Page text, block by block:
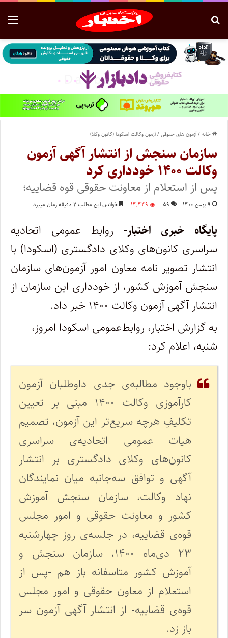
خانه/آزمون های حقوقی/آزمون وکالت اسکودا (کانون وکلا)
سازمان سنجش از انتشار آگهی آزمون
وکالت ۱۴۰۰ خودداری کرد
پس از استعلام از معاونت حقوقی قوه قضاییه؛
۹ بهمن ۱۴۰۰ ۵۹ ۱۴,۴۴۹ خواندن این مطلب ۲ دقیقه زمان میبرد
پایگاه خبری اختبار- روابط عمومی اتحادیه
سراسری کانون‌های وکلای دادگستری (اسکودا) با
انتشار تصویر نامه معاون امور آزمون‌های سازمان
سنجش آموزش کشور، از خودداری این سازمان از
انتشار آگهی آزمون وکالت ۱۴۰۰ خبر داد.
به گزارش اختبار، روابط‌عمومی اسکودا امروز،
شنبه، اعلام کرد:
باوجود مطالبه‌ی جدی داوطلبان آزمون
کارآموزی وکالت ۱۴۰۰ مبنی بر تعیین
تکلیفِ هرچه سریع‌تر این آزمون، تصمیم
هیات عمومی اتحادیه‌ی سراسری
کانون‌های وکلای دادگستری بر انتشار
آگهی و توافق سه‌جانبه میان نمایندگان
نهاد وکالت، سازمان سنجش آموزش
کشور و معاونت حقوقی و امور مجلس
قوه‌ی قضاییه، در جلسه‌ی روز چهارشنبه
۲۳ دی‌ماه ۱۴۰۰، سازمان سنجش و
آموزش کشور متاسفانه باز هم -پس از
استعلام از معاون حقوقی و امور مجلس
قوه‌ی قضاییه- از انتشار آگهی آزمون سر
باز زد.